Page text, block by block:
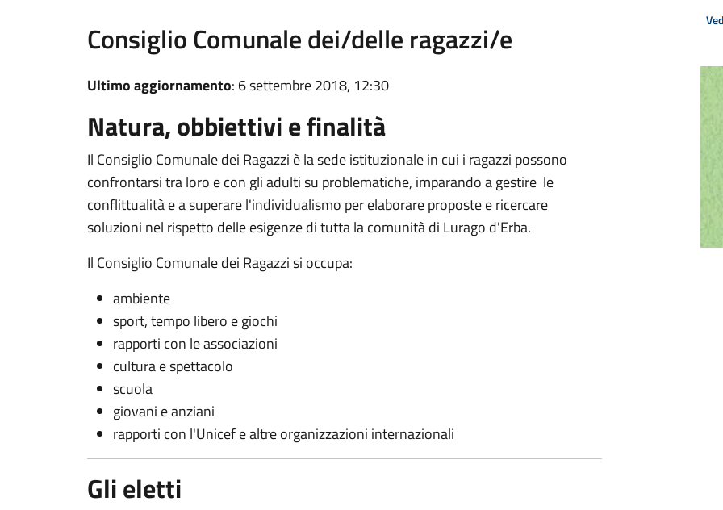
Consiglio Comunale dei/delle ragazzi/e
Ultimo aggiornamento: 6 settembre 2018, 12:30
Natura, obbiettivi e finalità
Il Consiglio Comunale dei Ragazzi è la sede istituzionale in cui i ragazzi possono
confrontarsi tra loro e con gli adulti su problematiche, imparando a gestire le
conflittualità e a superare l'individualismo per elaborare proposte e ricercare
soluzioni nel rispetto delle esigenze di tutta la comunità di Lurago d'Erba.
Il Consiglio Comunale dei Ragazzi si occupa:
ambiente
sport, tempo libero e giochi
rapporti con le associazioni
cultura e spettacolo
scuola
giovani e anziani
rapporti con l'Unicef e altre organizzazioni internazionali
Gli eletti